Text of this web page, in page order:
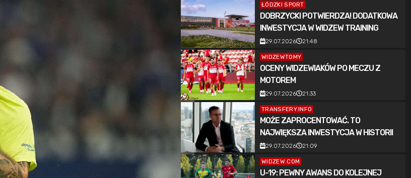
ŁÓDZKI SPORT
DOBRZYCKI POTWIERDZA! DODATKOWA
INWESTYCJA W WIDZEW TRAINING
CENTER
29.07.2026 21:48
WIDZEWTOMY
OCENY WIDZEWIAKÓW PO MECZU Z
MOTOREM
29.07.2026 21:33
TRANSFERY.INFO
MOŻE ZAPROCENTOWAĆ. TO
NAJWIĘKSZA INWESTYCJA W HISTORII
WIDZEWA ŁÓDŹ
29.07.2026 21:09
WIDZEW.COM
U-19: PEWNY AWANS DO KOLEJNEJ